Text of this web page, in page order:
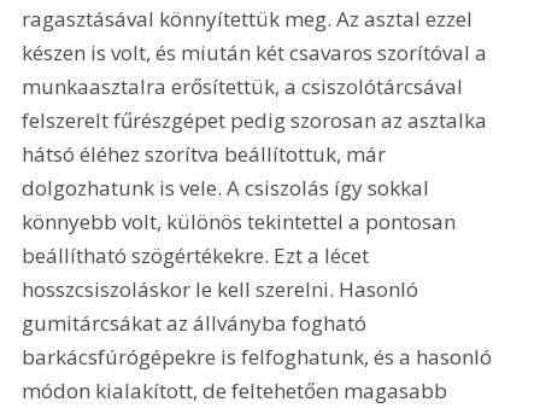
ragasztásával könnyítettük meg. Az asztal ezzel
készen is volt, és miután két csavaros szorítóval a
munkaasztalra erősítettük, a csiszolótárcsával
felszerelt fűrészgépet pedig szorosan az asztalka
hátsó éléhez szorítva beállítottuk, már
dolgozhatunk is vele. A csiszolás így sokkal
könnyebb volt, különös tekintettel a pontosan
beállítható szögértékekre. Ezt a lécet
hosszcsiszoláskor le kell szerelni. Hasonló
gumitárcsákat az állványba fogható
barkácsfúrógépekre is felfoghatunk, és a hasonló
módon kialakított, de feltehetően magasabb